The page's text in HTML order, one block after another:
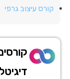
קורס עיצוב גרפי